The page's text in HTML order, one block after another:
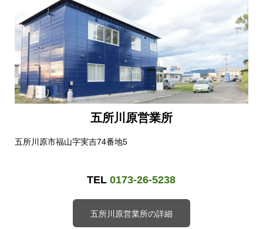
五所川原営業所
五所川原市福山字実吉74番地5
TEL0173-26-5238
五所川原営業所の詳細